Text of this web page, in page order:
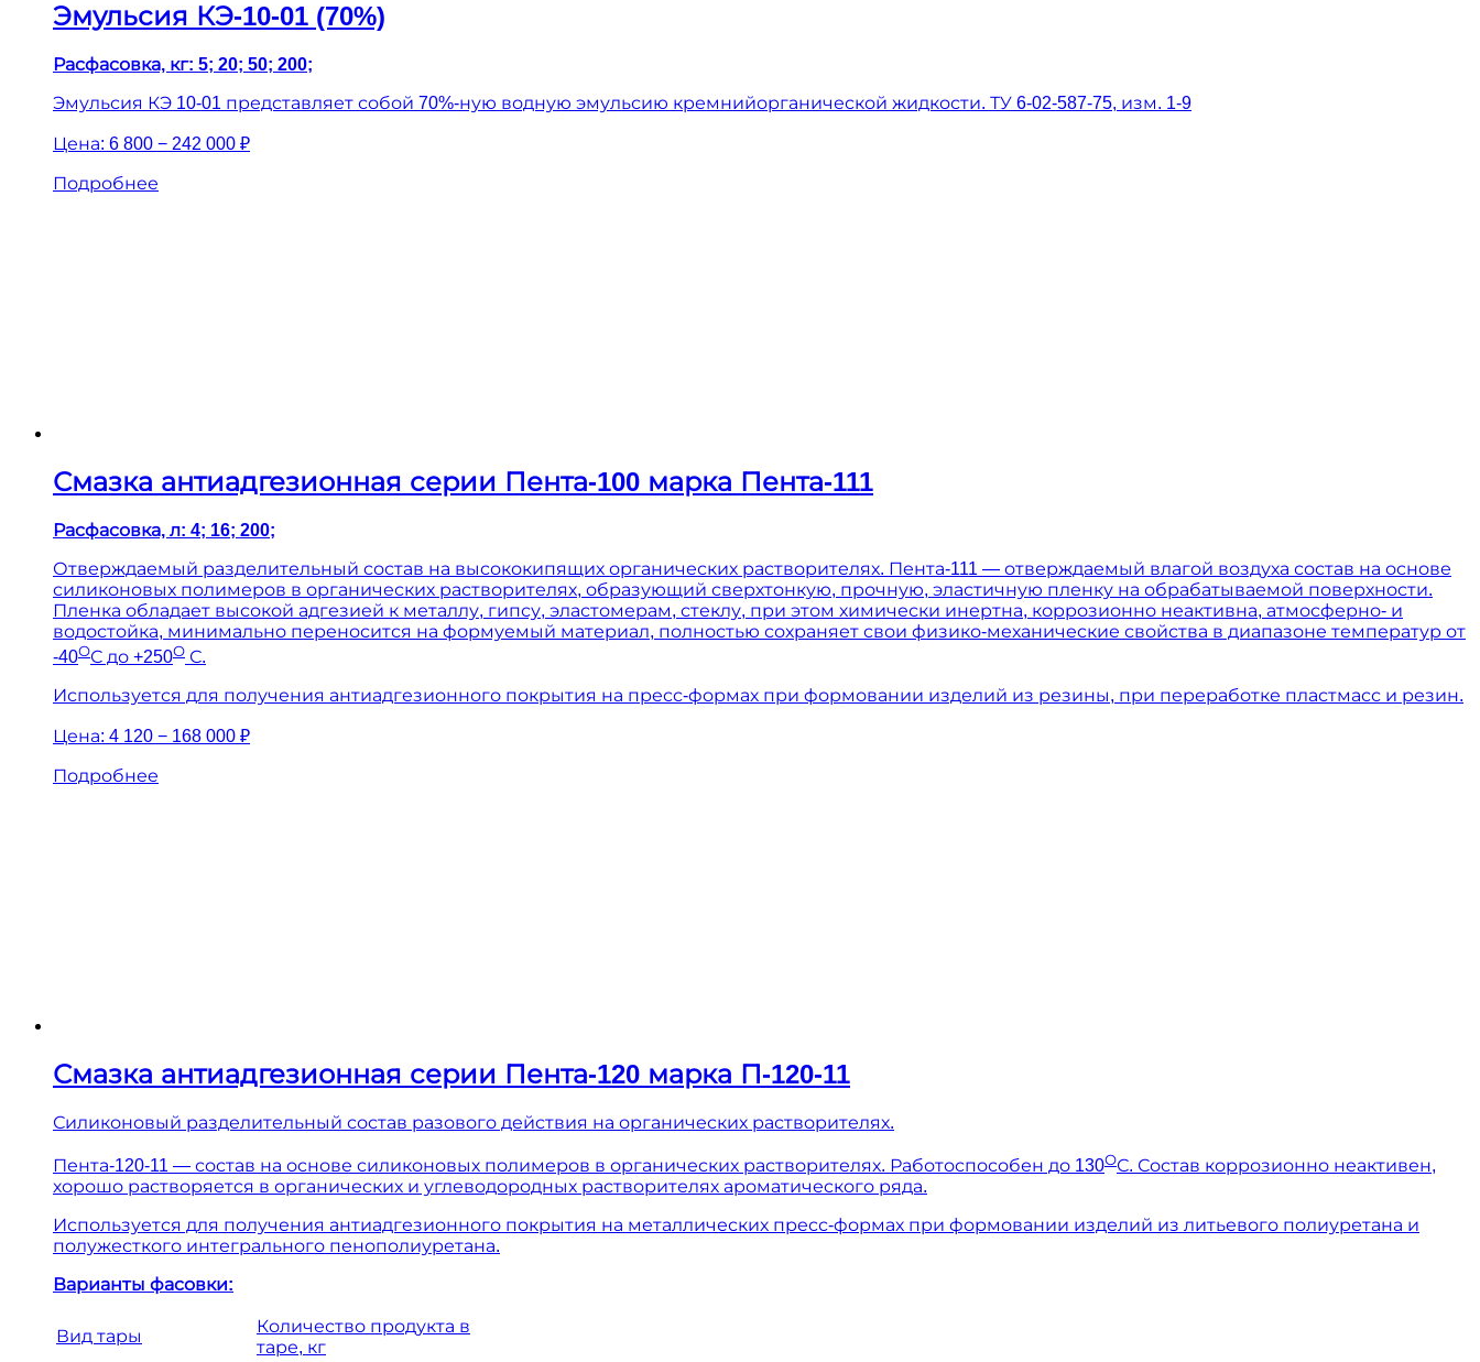
Эмульсия КЭ-10-01 (70%)
Расфасовка, кг: 5; 20; 50; 200;
Эмульсия КЭ 10-01 представляет собой 70%-ную водную эмульсию кремнийорганической жидкости. ТУ 6-02-587-75, изм. 1-9
Цена: 6 800 − 242 000 ₽
Подробнее
Смазка антиадгезионная серии Пента-100 марка Пента-111
Расфасовка, л: 4; 16; 200;
Отверждаемый разделительный состав на высококипящих органических растворителях. Пента-111 — отверждаемый влагой воздуха состав на основе
силиконовых полимеров в органических растворителях, образующий сверхтонкую, прочную, эластичную пленку на обрабатываемой поверхности.
Пленка обладает высокой адгезией к металлу, гипсу, эластомерам, стеклу, при этом химически инертна, коррозионно неактивна, атмосферно- и
водостойка, минимально переносится на формуемый материал, полностью сохраняет свои физико-механические свойства в диапазоне температур от
-40ОС до +250О С.
Используется для получения антиадгезионного покрытия на пресс-формах при формовании изделий из резины, при переработке пластмасс и резин.
Цена: 4 120 − 168 000 ₽
Подробнее
Смазка антиадгезионная серии Пента-120 марка П-120-11
Силиконовый разделительный состав разового действия на органических растворителях.
Пента-120-11 — состав на основе силиконовых полимеров в органических растворителях. Работоспособен до 130ОС. Состав коррозионно неактивен,
хорошо растворяется в органических и углеводородных растворителях ароматического ряда.
Используется для получения антиадгезионного покрытия на металлических пресс-формах при формовании изделий из литьевого полиуретана и
полужесткого интегрального пенополиуретана.
Варианты фасовки:
Вид тары
Количество продукта в
таре, кг